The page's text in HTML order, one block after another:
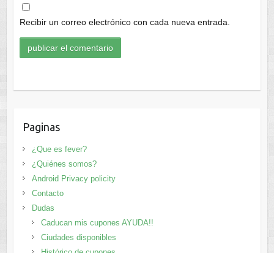
Recibir un correo electrónico con cada nueva entrada.
Paginas
¿Que es fever?
¿Quiénes somos?
Android Privacy policity
Contacto
Dudas
Caducan mis cupones AYUDA!!
Ciudades disponibles